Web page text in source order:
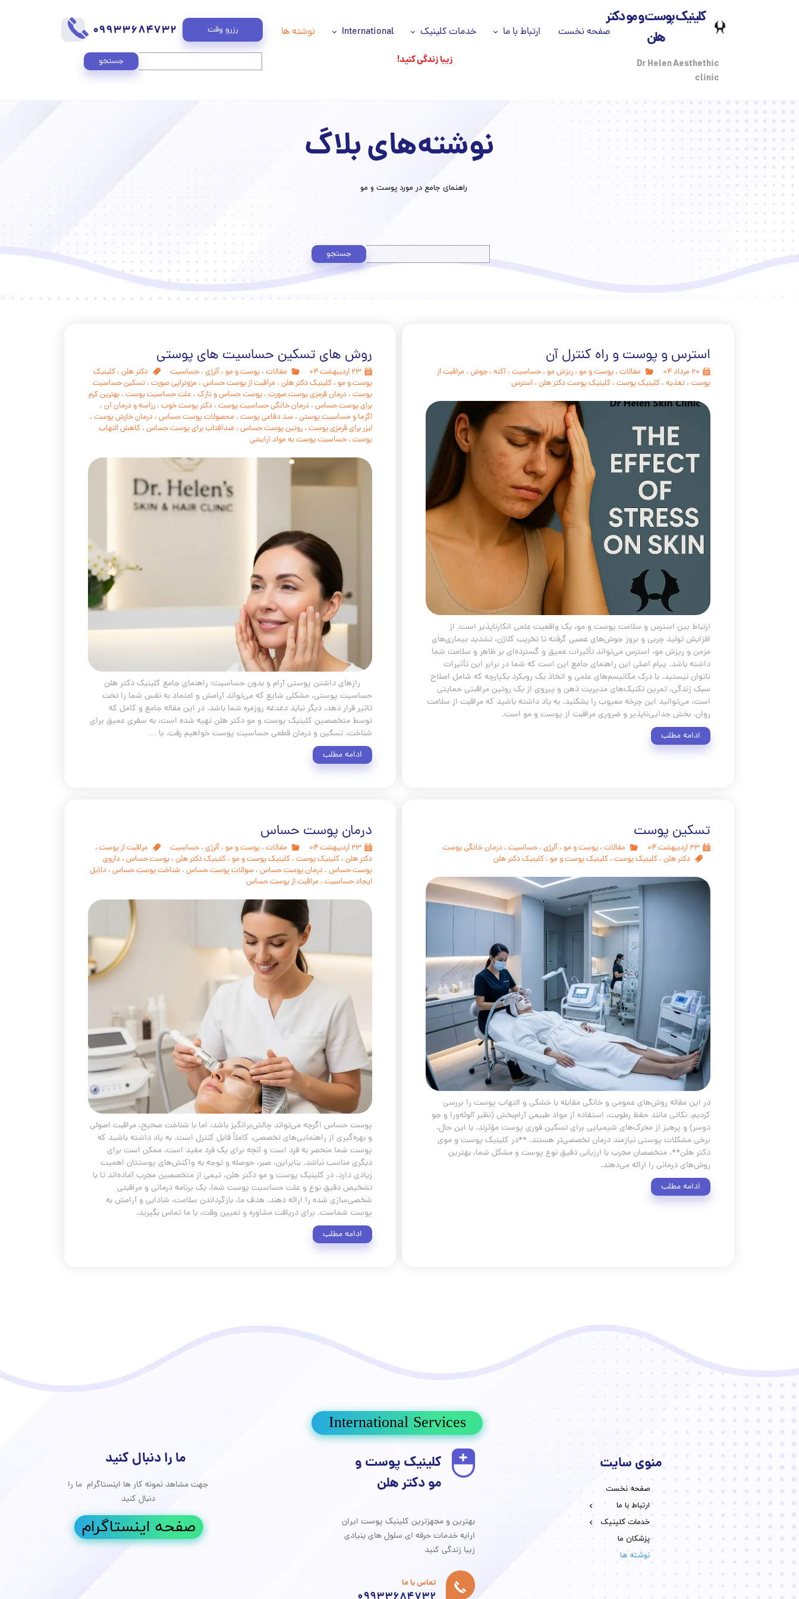
Dr Helen Aesthethic
clinic
کلینیک پوست و مو دکتر
هلن
رزرو وقت 09933684732 صفحه نخست ارتباط با ما خدمات کلینیک
خدمات ما
جوانسازی پوست
تزریقات زیبایی
پاکسازی تخصصی پوست
International نوشته ها
جستجو زیبا زندگی کنید!
نوشته‌های بلاگ
جستجو
​راهنمای جامع در مورد پوست و مو
استرس و پوست و راه کنترل آن
۲۰ مرداد ۰۴ مقالات ،پوست و مو ،ریزش مو ،حساسیت ،آکنه ،جوش ، مراقبت از
پوست ،تغذیه ،کلینیک پوست ،کلینیک پوست دکتر هلن ،استرس
ارتباط بین استرس و سلامت پوست و مو، یک واقعیت علمی انکارناپذیر است. از
افزایش تولید چربی و بروز جوش‌های عصبی گرفته تا تخریب کلاژن، تشدید بیماری‌های
مزمن و ریزش مو، استرس می‌تواند تأثیرات عمیق و گسترده‌ای بر ظاهر و سلامت شما
داشته باشد. پیام اصلی این راهنمای جامع این است که شما در برابر این تأثیرات
ناتوان نیستید. با درک مکانیسم‌های علمی و اتخاذ یک رویکرد یکپارچه که شامل اصلاح
سبک زندگی، تمرین تکنیک‌های مدیریت ذهن و پیروی از یک روتین مراقبتی حمایتی
است، می‌توانید این چرخه معیوب را بشکنید. به یاد داشته باشید که مراقبت از سلامت
روان، بخش جدایی‌ناپذیر و ضروری مراقبت از پوست و مو است.
ادامه مطلب
روش های تسکین حساسیت های پوستی
۲۳ اردیبهشت ۰۴ مقالات ، پوست و مو ، آّلرژی ، حساسیت دکتر هلن ، کلینیک
پوست و مو ، کلینیک دکتر هلن ، مراقبت از پوست حساس ، مزوتراپی صورت ، تسکین حساسیت
پوست ، درمان قرمزی پوست صورت ، پوست حساس و نازک ، علت حساسیت پوست ، بهترین کرم
برای پوست حساس ، درمان خانگی حساسیت پوست ، دکتر پوست خوب ، رزاسه و درمان آن ،
اگزما و حساسیت پوستی ، سد دفاعی پوست ، محصولات پوست حساس ، درمان خارش پوست ،
لیزر برای قرمزی پوست ، روتین پوست حساس ، ضدآفتاب برای پوست حساس ، کاهش التهاب
پوست ، حساسیت پوست به مواد آرایشی
رازهای داشتن پوستی آرام و بدون حساسیت: راهنمای جامع کلینیک دکتر هلن
حساسیت پوستی، مشکلی شایع که می‌تواند آرامش و اعتماد به نفس شما را تحت
تاثیر قرار دهد، دیگر نباید دغدغه روزمره شما باشد. در این مقاله جامع و کامل که
توسط متخصصین کلینیک پوست و مو دکتر هلن تهیه شده است، به سفری عمیق برای
شناخت، تسکین و درمان قطعی حساسیت پوست خواهیم رفت. با …
ادامه مطلب
تسکین پوست
۲۳ اردیبهشت ۰۴ مقالات ،پوست و مو ،آّلرژی ،حساسیت ، درمان خانگی پوست
دکتر هلن ،کلینیک پوست ،کلینیک پوست و مو ،کلینیک دکتر هلن
در این مقاله روش‌های عمومی و خانگی مقابله با خشکی و التهاب پوست را بررسی
کردیم. نکاتی مانند حفظ رطوبت، استفاده از مواد طبیعی آرام‌بخش (نظیر آلوئه‌ورا و جو
دوسر) و پرهیز از محرک‌های شیمیایی برای تسکین فوری پوست مؤثرند. با این حال،
برخی مشکلات پوستی نیازمند درمان تخصصی‌تر هستند. **در کلینیک پوست و موی
دکتر هلن**، متخصصان مجرب با ارزیابی دقیق نوع پوست و مشکل شما، بهترین
روش‌های درمانی را ارائه می‌دهند.
ادامه مطلب
درمان پوست حساس
۲۳ اردیبهشت ۰۴ مقالات ، پوست و مو ، آّلرژی ، حساسیت مراقبت از پوست ،
دکتر هلن ، کلینیک پوست ، کلینیک پوست و مو ، کلینیک دکتر هلن ، پوست حساس ، داروی
پوست حساس ، درمان پوست حساس ، سوالات پوست حساس ، شناخت پوست حساس ، دلایل
ایجاد حساسیت ، مراقبت از پوست حساس
پوست حساس اگرچه می‌تواند چالش‌برانگیز باشد، اما با شناخت صحیح، مراقبت اصولی
و بهره‌گیری از راهنمایی‌های تخصصی، کاملاً قابل کنترل است. به یاد داشته باشید که
پوست شما منحصر به فرد است و آنچه برای یک فرد مفید است، ممکن است برای
دیگری مناسب نباشد. بنابراین، صبر، حوصله و توجه به واکنش‌های پوستتان اهمیت
زیادی دارد. در کلینیک پوست و مو دکتر هلن، تیمی از متخصصین مجرب آماده‌اند تا با
تشخیص دقیق نوع و علت حساسیت پوست شما، یک برنامه درمانی و مراقبتی
شخصی‌سازی شده را ارائه دهند. هدف ما، بازگرداندن سلامت، شادابی و آرامش به
پوست شماست. برای دریافت مشاوره و تعیین وقت، با ما تماس بگیرید.
ادامه مطلب
کلینیک پوست و
مو دکتر هلن
بهترین و مجهزترین کلینیک پوست ایران
ارایه خدمات حرفه ای سلول های ینیادی
​​​​​​​زیبا زندگی کنید
تماس با ما
جهت مشاهد نمونه کار ها اینستاگرام ما را
دنبال کنید
ما را دنبال کنید
صفحه اینستاگرام
منوی سایت
صفحه نخست
ارتباط با ما
بیانیه حریم خصوصی
خدمات کلینیک
سلول های بنیادی
برداشتن خال و درمان لک و جوش
پزشکان ما
نوشته ها
International Services